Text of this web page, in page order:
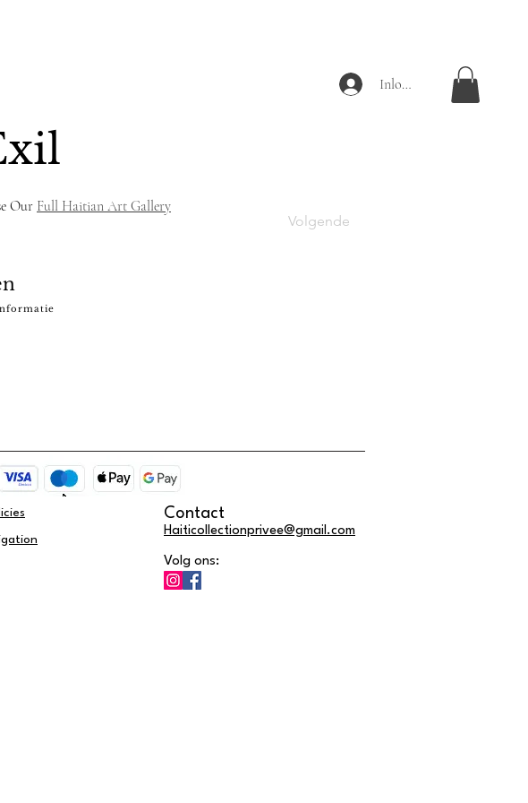
Inloggen
Our Full Haitian Art Gallery
Volgende
Contact
Haiticollectionprivee@gmail.com
Volg ons: